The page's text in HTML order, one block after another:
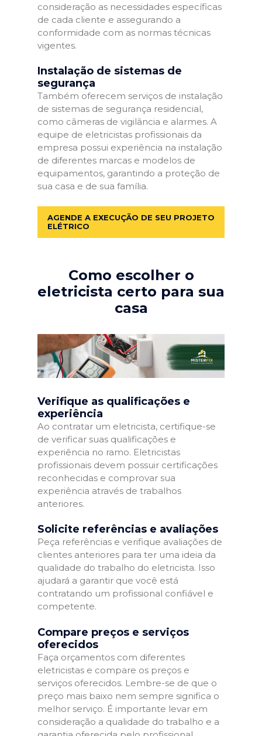
consideração as necessidades específicas
de cada cliente e assegurando a
conformidade com as normas técnicas
vigentes.
Instalação de sistemas de
segurança
Também oferecem serviços de instalação
de sistemas de segurança residencial,
como câmeras de vigilância e alarmes. A
equipe de eletricistas profissionais da
empresa possui experiência na instalação
de diferentes marcas e modelos de
equipamentos, garantindo a proteção de
sua casa e de sua família.
AGENDE A EXECUÇÃO DE SEU PROJETO
ELÉTRICO
Como escolher o
eletricista certo para sua
casa
Verifique as qualificações e
experiência
Ao contratar um eletricista, certifique-se
de verificar suas qualificações e
experiência no ramo. Eletricistas
profissionais devem possuir certificações
reconhecidas e comprovar sua
experiência através de trabalhos
anteriores.
Solicite referências e avaliações
Peça referências e verifique avaliações de
clientes anteriores para ter uma ideia da
qualidade do trabalho do eletricista. Isso
ajudará a garantir que você está
contratando um profissional confiável e
competente.
Compare preços e serviços
oferecidos
Faça orçamentos com diferentes
eletricistas e compare os preços e
serviços oferecidos. Lembre-se de que o
preço mais baixo nem sempre significa o
melhor serviço. É importante levar em
consideração a qualidade do trabalho e a